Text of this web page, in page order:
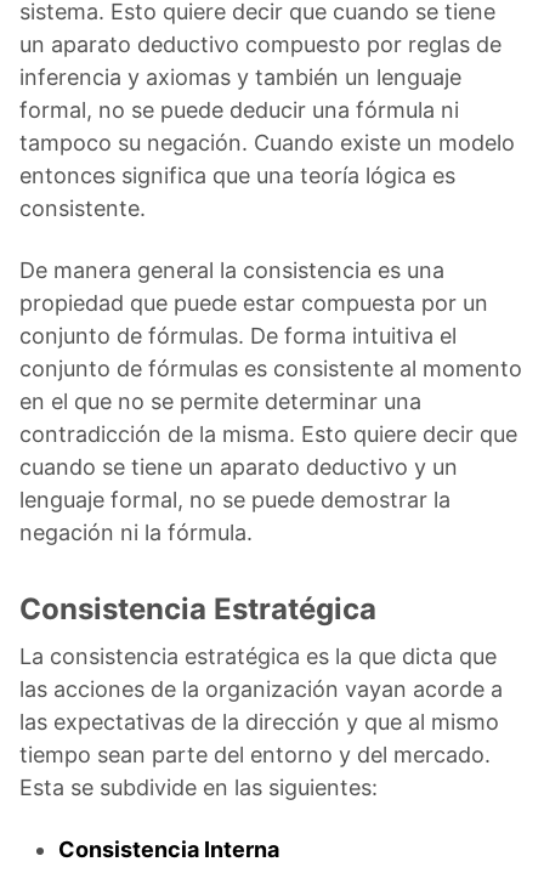
sistema. Esto quiere decir que cuando se tiene
un aparato deductivo compuesto por reglas de
inferencia y axiomas y también un lenguaje
formal, no se puede deducir una fórmula ni
tampoco su negación. Cuando existe un modelo
entonces significa que una teoría lógica es
consistente.
De manera general la consistencia es una
propiedad que puede estar compuesta por un
conjunto de fórmulas. De forma intuitiva el
conjunto de fórmulas es consistente al momento
en el que no se permite determinar una
contradicción de la misma. Esto quiere decir que
cuando se tiene un aparato deductivo y un
lenguaje formal, no se puede demostrar la
negación ni la fórmula.
Consistencia Estratégica
La consistencia estratégica es la que dicta que
las acciones de la organización vayan acorde a
las expectativas de la dirección y que al mismo
tiempo sean parte del entorno y del mercado.
Esta se subdivide en las siguientes:
Consistencia Interna